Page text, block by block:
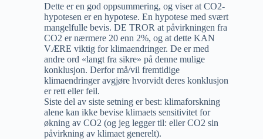
Dette er en god oppsummering, og viser at CO2-
hypotesen er en hypotese. En hypotese med svært
mangelfulle bevis. DE TROR at påvirkningen fra
CO2 er nærmere 20 enn 2%, og at dette KAN
VÆRE viktig for klimaendringer. De er med
andre ord «langt fra sikre» på denne mulige
konklusjon. Derfor må/vil fremtidige
klimaendringer avgjøre hvorvidt deres konklusjon
er rett eller feil.
Siste del av siste setning er best: klimaforskning
alene kan ikke bevise klimaets sensitivitet for
økning av CO2 (og jeg legger til: eller CO2 sin
påvirkning av klimaet generelt).